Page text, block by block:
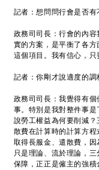
記者：想問問行會是否
政務司司長：行會的內
實的方案，是平衡了各
這個項目。我有信心，
記者：你剛才說適度的
政務司司長：我覺得有
事。特別是我對整件事
說勞工權益為何要削減
散費在計算時的計算方
取得長服金、遣散費，
只是理論、流於理論，
保障，正正是僱主的強